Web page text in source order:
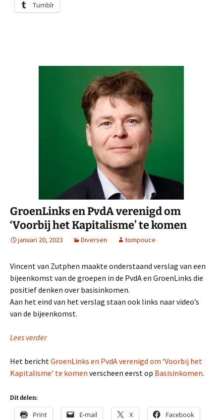
Tumblr
GroenLinks en PvdA verenigd om
‘Voorbij het Kapitalisme’ te komen
januari 20, 2023 Diversen tompouce
Vincent van Zutphen maakte onderstaand verslag van een
bijeenkomst van de groepen in de PvdA en GroenLinks die
positief denken over basisinkomen.
Aan het eind van het verslag staan ook links naar video’s
van de bijeenkomst.
Lees verder
Het berichtGroenLinks en PvdA verenigd om ‘Voorbij het
Kapitalisme’ te komen verscheen eerst op Basisinkomen.
Dit delen:
Print E-mail X Facebook